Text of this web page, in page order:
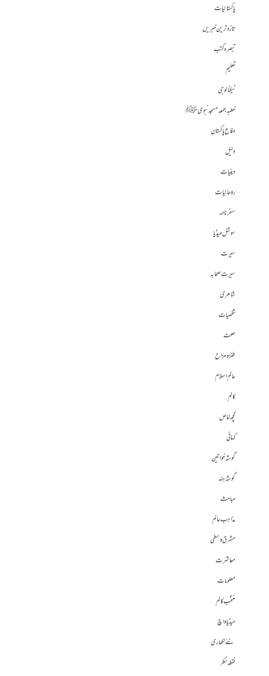
پاکستانیات
تازہ ترین خبریں
تبصرہ کتب
تعلیم
ٹیکنالوجی
خطبہ جمعہ مسجد نبوی ﷺ
دفاع پاکستان
دلیل
دینیات
روحانیات
سفرنامہ
سوشل میڈیا
سیرت
سیرت صحابہ
شاعری
شخصیات
صحت
طنز و مزاح
عالم اسلام
کالم
کچھ خاص
کہانی
گوشہ خواتین
گوشہ ہند
مباحث
مذاہب عالم
مشرق وسطی
معاشرت
معلومات
منتخب کالم
میڈیا واچ
نئے لکھاری
نقطہ نظر